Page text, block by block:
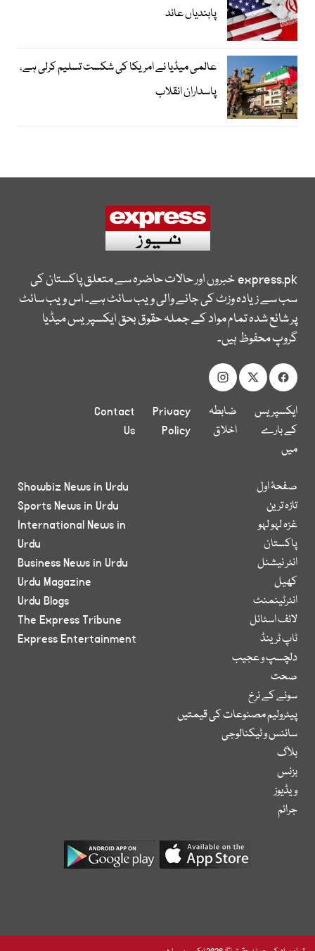
پابندیاں عائد
عالمی میڈیا نے امریکا کی شکست تسلیم کرلی ہے،
پاسداران انقلاب
express.pkخبروں اور حالات حاضرہ سے متعلق پاکستان کی
سب سے زیادہ وزٹ کی جانے والی ویب سائٹ ہے۔ اس ویب سائٹ
پر شائع شدہ تمام مواد کے جملہ حقوق بحق ایکسپریس میڈیا
گروپ محفوظ ہیں۔
ایکسپریس
کے بارے
میں
ضابطہ
اخلاق
Privacy
Policy
Contact
Us
صفحۂ اول
تازہ ترین
غزہ لہو لہو
پاکستان
انٹر نیشنل
کھیل
انٹرٹینمنٹ
لائف اسٹائل
ٹاپ ٹرینڈ
دلچسپ و عجیب
صحت
سونے کے نرخ
پیٹرولیم مصنوعات کی قیمتیں
سائنس و ٹیکنالوجی
بلاگ
بزنس
ویڈیوز
جرائم
Showbiz News in Urdu
Sports News in Urdu
International News in
Urdu
Business News in Urdu
Urdu Magazine
Urdu Blogs
The Express Tribune
Express Entertainment